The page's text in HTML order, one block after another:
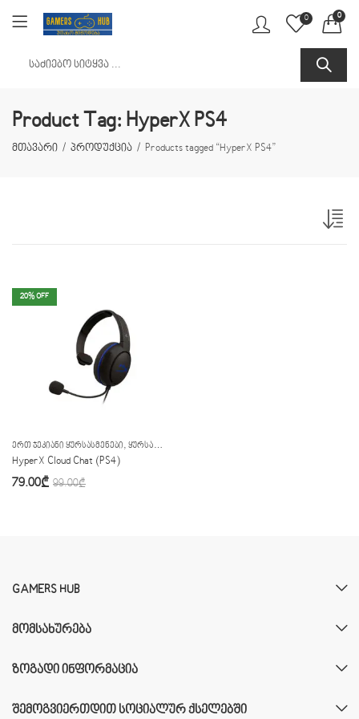
0 0
Product Tag: HyperX PS4
მთავარი პროდუქცია Products tagged “HyperX PS4”
20% OFF
ᲔᲠᲗ ᲯᲔᲙᲘᲐᲜᲘ ᲧᲣᲠᲡᲐᲡᲛᲔᲜᲔᲑᲘ, ᲧᲣᲠᲡᲐᲡᲛᲔᲜᲔᲑᲘ
HyperX Cloud Chat (PS4)
79.00₾ 99.00₾
GAMERS HUB
ᲛᲝᲛᲡᲐᲮᲣᲠᲔᲑᲐ
ᲖᲝᲒᲐᲓᲘ ᲘᲜᲤᲝᲠᲛᲐᲪᲘᲐ
ᲨᲔᲛᲝᲒᲕᲘᲔᲠᲗᲓᲘᲗ ᲡᲝᲪᲘᲐᲚᲣᲠ ᲥᲡᲔᲚᲔᲑᲨᲘ